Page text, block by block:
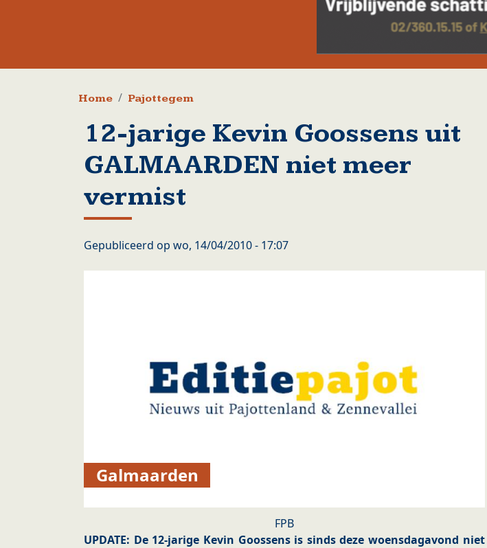
Kruimelpad
Home Pajottegem
12-jarige Kevin Goossens uit
GALMAARDEN niet meer
vermist
Gepubliceerd op wo, 14/04/2010 - 17:07
Galmaarden
FPB
UPDATE: De 12-jarige Kevin Goossens is sinds deze woensdagavond niet